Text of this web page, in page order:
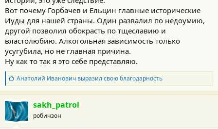
Вот почему Горбачев и Ельцин главные исторические
Иуды для нашей страны. Один развалил по недоумию,
другой позволил обокрасть по тщеславию и
властолюбию. Алкогольная зависимость только
усугубила, но не главная причина.
Ну как то так я это себе представляю.
Б
л
а
г
о
д
а
Анатолий Ивановичвыразил свою благодарность
sakh_patrol
робинзон